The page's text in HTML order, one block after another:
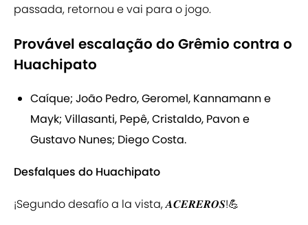
passada, retornou e vai para o jogo.
Provável escalação do Grêmio contra o
Huachipato
Caíque; João Pedro, Geromel, Kannamann e
Mayk; Villasanti, Pepê, Cristaldo, Pavon e
Gustavo Nunes; Diego Costa.
Desfalques do Huachipato
¡Segundo desafío a la vista, 𝑨𝑪𝑬𝑹𝑬𝑹𝑶𝑺!💪